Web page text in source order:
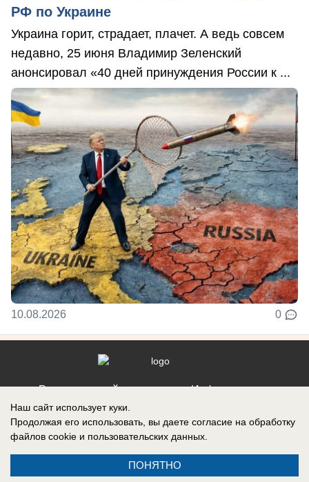
РФ по Украине
Украина горит, страдает, плачет. А ведь совсем
недавно, 25 июня Владимир Зеленский
анонсировал «40 дней принуждения России к ...
10.08.2026 0
Реклама на сайте
Контакты
Информация
Наш сайт использует куки.
Продолжая его использовать, вы даете согласие на обработку
файлов cookie и пользовательских данных.
ПОНЯТНО